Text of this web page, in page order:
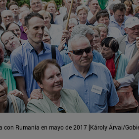
con Rumanía en mayo de 2017 [Károly Árvai/